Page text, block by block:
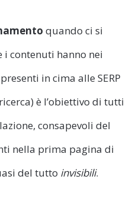
quando ci si
i contenuti hanno nei
in cima alle SERP
è l’obiettivo di tutti
consapevoli del
nella prima pagina di
del tutto invisibili.